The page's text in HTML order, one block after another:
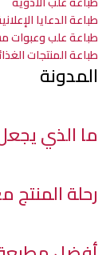
طباعة الدعايا
طباعة علب وعبوات
طباعة المنتجات
المدونة
ما الذي
رحلة